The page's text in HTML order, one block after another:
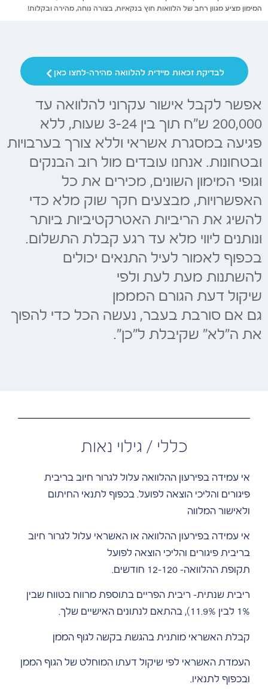
המימון מציע מגוון רחב של הלוואות חוץ בנקאיות, בצורה נוחה, מהירה ובקלות!
לבדיקת זכאות מיידית להלוואה מהירה-לחצו כאן
אפשר לקבל אישור עקרוני להלוואה עד
200,000 ש"ח תוך בין 3-24 שעות, ללא
פגיעה במסגרת אשראי וללא צורך בערבויות
ובטחונות. אנחנו עובדים מול רוב הבנקים
וגופי המימון השונים, מכירים את כל
האפשרויות, מבצעים חקר שוק מלא כדי
להשיג את הריביות האטרקטיביות ביותר
ונותנים ליווי מלא עד רגע קבלת התשלום.
בכפוף לאמור לעיל התנאים יכולים
להשתנות מעת לעת ולפי
שיקול דעת הגורם המממן
גם אם סורבת בעבר, נעשה הכל כדי להפוך
את ה"לא" שקיבלת ל"כן".
כללי / גילוי נאות
אי עמידה בפירעון ההלוואה עלול לגרור חיוב בריבית
פיגורים והליכי הוצאה לפועל. בכפוף לתנאי החיתום
ולאישור המלווה
אי עמידה בפירעון ההלוואה או האשראי עלול לגרור חיוב
בריבית פיגורים והליכי הוצאה לפועל
תקופת ההלוואה- 12-120 חודשים.
ריבית שנתית- ריבית הפריים בתוספת מרווח בטווח שבין
1% לבין 11.9%), בהתאם לנתונים האישיים שלך.
קבלת האשראי מותנית בהגשת בקשה לגוף הממן
העמדת האשראי לפי שיקול דעתו המוחלט של הגוף הממן
ובכפוף לתנאיו.